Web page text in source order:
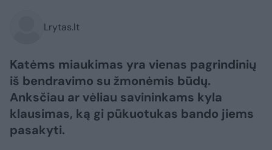
Lrytas.lt
Katėms miaukimas yra vienas pagrindinių
iš bendravimo su žmonėmis būdų.
Anksčiau ar vėliau savininkams kyla
klausimas, ką gi pūkuotukas bando jiems
pasakyti.